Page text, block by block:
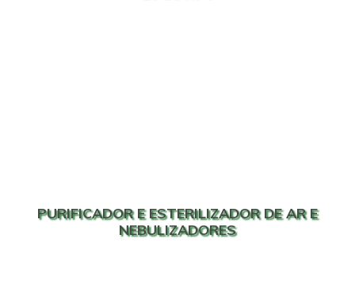
PURIFICADOR E ESTERILIZADOR DE AR E
NEBULIZADORES